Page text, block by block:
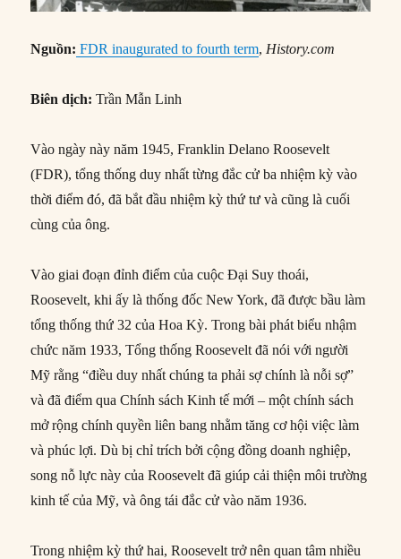
Nguồn: FDR inaugurated to fourth term, History.com
Biên dịch: Trần Mẫn Linh
Vào ngày này năm 1945, Franklin Delano Roosevelt
(FDR), tổng thống duy nhất từng đắc cử ba nhiệm kỳ vào
thời điểm đó, đã bắt đầu nhiệm kỳ thứ tư và cũng là cuối
cùng của ông.
Vào giai đoạn đỉnh điểm của cuộc Đại Suy thoái,
Roosevelt, khi ấy là thống đốc New York, đã được bầu làm
tổng thống thứ 32 của Hoa Kỳ. Trong bài phát biểu nhậm
chức năm 1933, Tổng thống Roosevelt đã nói với người
Mỹ rằng “điều duy nhất chúng ta phải sợ chính là nỗi sợ”
và đã điểm qua Chính sách Kinh tế mới – một chính sách
mở rộng chính quyền liên bang nhằm tăng cơ hội việc làm
và phúc lợi. Dù bị chỉ trích bởi cộng đồng doanh nghiệp,
song nỗ lực này của Roosevelt đã giúp cải thiện môi trường
kinh tế của Mỹ, và ông tái đắc cử vào năm 1936.
Trong nhiệm kỳ thứ hai, Roosevelt trở nên quan tâm nhiều